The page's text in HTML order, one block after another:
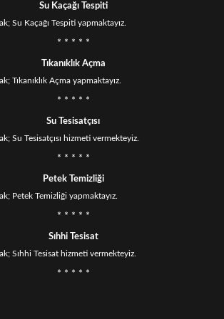
Su Kaçağı Tespiti
Su Kaçağı Tespiti yapmaktayız.
* * * * *
Tıkanıklık Açma
Tıkanıklık Açma yapmaktayız.
* * * * *
Su Tesisatçısı
Su Tesisatçısı hizmeti vermekteyiz.
* * * * *
Petek Temizliği
Petek Temizliği yapmaktayız.
* * * * *
Sıhhi Tesisat
Sıhhi Tesisat hizmeti vermekteyiz.
* * * * *